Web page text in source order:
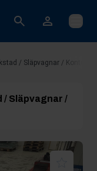
Öppna
/ Släpvagnar / Kontor /
/ Släpvagnar /